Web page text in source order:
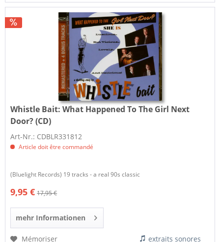
Whistle Bait: What Happened To The Girl Next
Door? (CD)
Art-Nr.: CDBLR331812
Article doit être commandé
(Bluelight Records) 19 tracks - a real 90s classic
9,95 € 17,95 €
mehr Informationen
Mémoriser extraits sonores